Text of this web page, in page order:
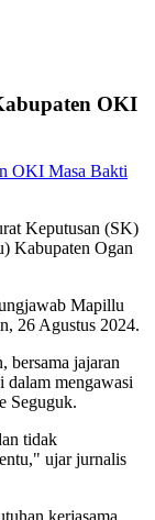
OKI
Keputusan (SK)
Kabupaten Ogan
Mapillu
26 Agustus 2024.
bersama jajaran
mengawasi
Seguguk.
tidak
ujar jurnalis
kerjasama